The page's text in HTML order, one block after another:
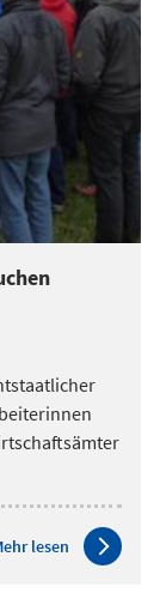
lesen